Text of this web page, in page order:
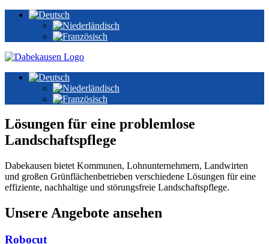
Lösungen für eine problemlose
Landschaftspflege
Dabekausen bietet Kommunen, Lohnunternehmern, Landwirten
und großen Grünflächenbetrieben verschiedene Lösungen für eine
effiziente, nachhaltige und störungsfreie Landschaftspflege.
Unsere Angebote ansehen
Robocut